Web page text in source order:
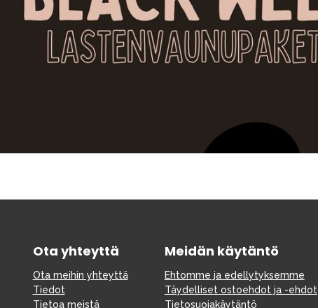
Ota yhteyttä
Ota meihin yhteyttä
Tiedot
Tietoa meistä
Meidän käytäntö
Ehtomme ja edellytyksemme
Täydelliset ostoehdot ja -ehdot
Tietosuojakäytäntö
Huonekalut & vuodevaatteet
Tarvikkeet
Varaosat